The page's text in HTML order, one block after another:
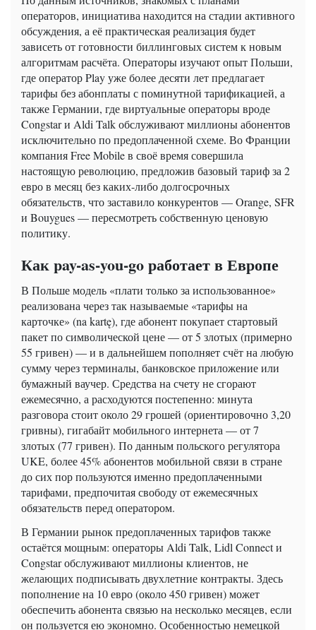
операторов, инициатива находится на стадии активного
обсуждения, а её практическая реализация будет
зависеть от готовности биллинговых систем к новым
алгоритмам расчёта. Операторы изучают опыт Польши,
где оператор Play уже более десяти лет предлагает
тарифы без абонплаты с поминутной тарификацией, а
также Германии, где виртуальные операторы вроде
Congstar и Aldi Talk обслуживают миллионы абонентов
исключительно по предоплаченной схеме. Во Франции
компания Free Mobile в своё время совершила
настоящую революцию, предложив базовый тариф за 2
евро в месяц без каких-либо долгосрочных
обязательств, что заставило конкурентов — Orange, SFR
и Bouygues — пересмотреть собственную ценовую
политику.
Как pay-as-you-go работает в Европе
В Польше модель «плати только за использованное»
реализована через так называемые «тарифы на
карточке» (na kartę), где абонент покупает стартовый
пакет по символической цене — от 5 злотых (примерно
55 гривен) — и в дальнейшем пополняет счёт на любую
сумму через терминалы, банковское приложение или
бумажный ваучер. Средства на счету не сгорают
ежемесячно, а расходуются постепенно: минута
разговора стоит около 29 грошей (ориентировочно 3,20
гривны), гигабайт мобильного интернета — от 7
злотых (77 гривен). По данным польского регулятора
UKE, более 45% абонентов мобильной связи в стране
до сих пор пользуются именно предоплаченными
тарифами, предпочитая свободу от ежемесячных
обязательств перед оператором.
В Германии рынок предоплаченных тарифов также
остаётся мощным: операторы Aldi Talk, Lidl Connect и
Congstar обслуживают миллионы клиентов, не
желающих подписывать двухлетние контракты. Здесь
пополнение на 10 евро (около 450 гривен) может
обеспечить абонента связью на несколько месяцев, если
он пользуется ею экономно. Особенностью немецкой